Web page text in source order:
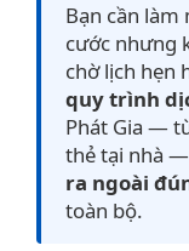
Bạn cần làm
cước nhưng
chờ lịch hẹn
quy trình
Phát Gia —
thẻ tại nhà
ra ngoài
toàn bộ.